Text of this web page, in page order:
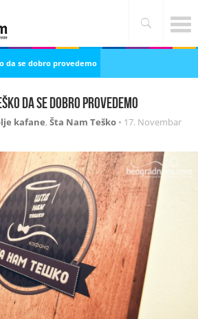
da se dobro provedemo
da se dobro provedemo
kafane, Šta Nam Teško • 17. Novembar